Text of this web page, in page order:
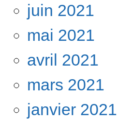
juin 2021
mai 2021
avril 2021
mars 2021
janvier 2021